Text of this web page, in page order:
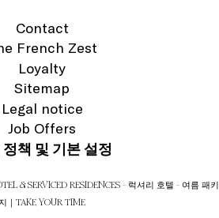
Contact
French Zest
Loyalty
Sitemap
Legal notice
Job Offers
책 및 기본 설정
& SERVICED RESIDENCES - 럭셔리 호텔 - 여름 패키
지｜TAKE YOUR TIME